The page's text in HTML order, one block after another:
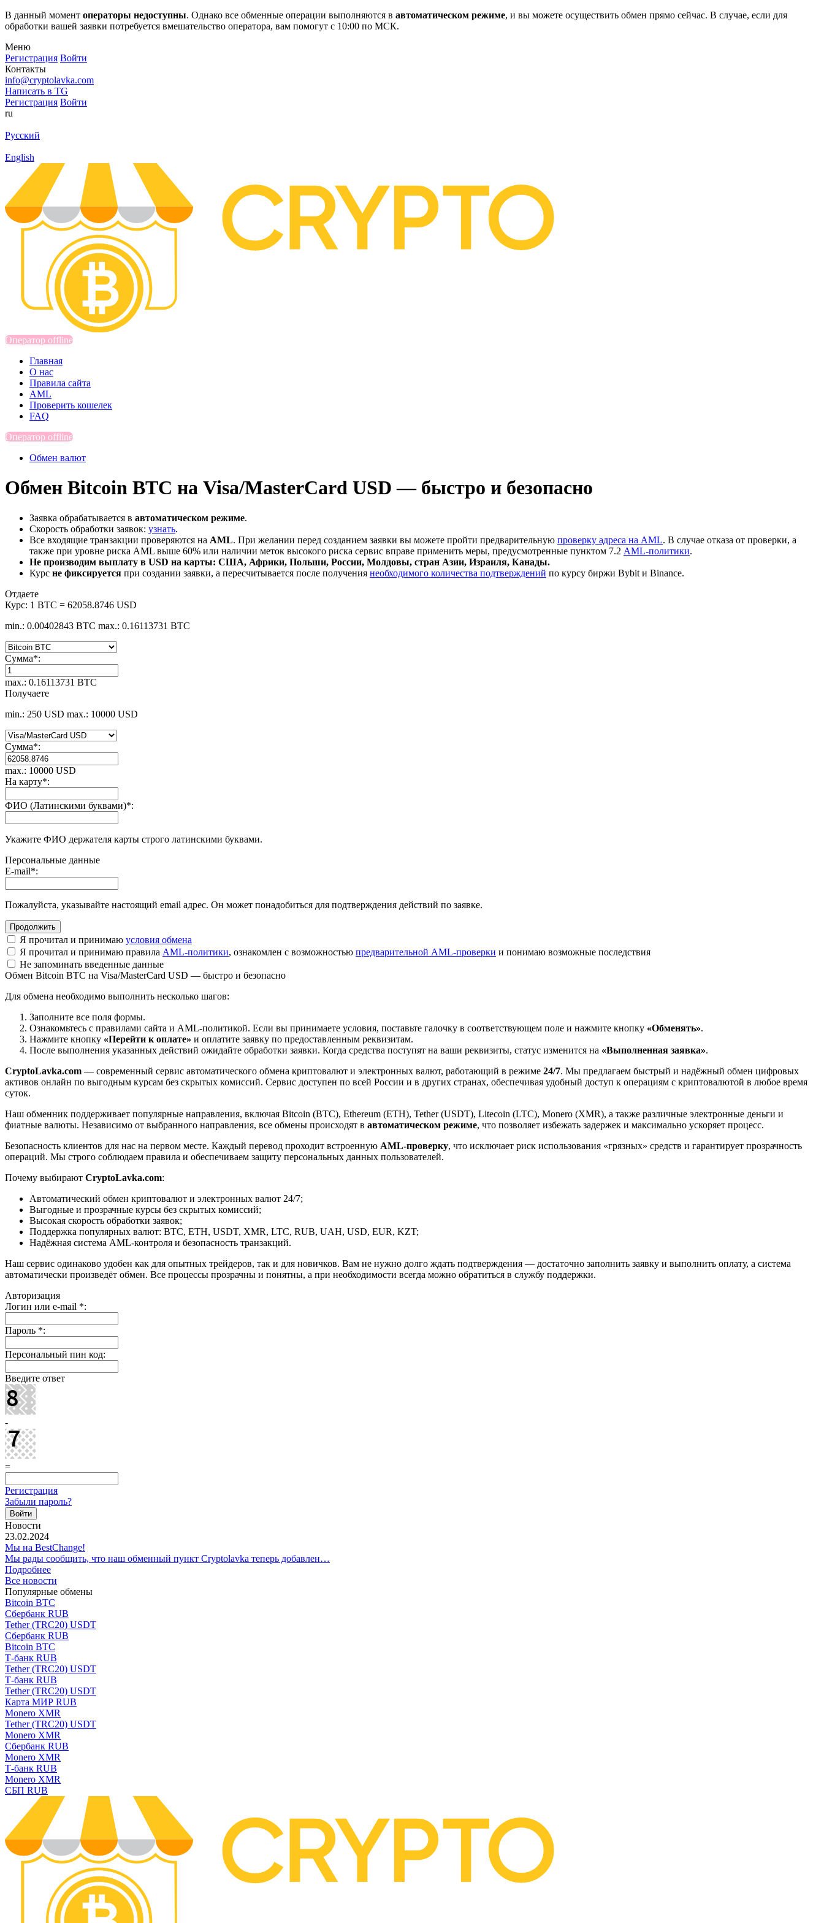
В данный момент операторы недоступны. Однако все обменные операции выполняются в автоматическом режиме, и вы можете осуществить обмен прямо сейчас. В случае, если для
обработки вашей заявки потребуется вмешательство оператора, вам помогут с 10:00 по МСК.
Меню
Регистрация Войти
Контакты
info@cryptolavka.com
Написать в TG
Регистрация Войти
ru
Русский
English
Оператор offline
Главная
О нас
Правила сайта
AML
Проверить кошелек
FAQ
Оператор offline
Обмен валют
Обмен Bitcoin BTC на Visa/MasterCard USD — быстро и безопасно
Заявка обрабатывается в автоматическом режиме.
Скорость обработки заявок: узнать.
Все входящие транзакции проверяются на AML. При желании перед созданием заявки вы можете пройти предварительную проверку адреса на AML. В случае отказа от проверки, а
также при уровне риска AML выше 60% или наличии меток высокого риска сервис вправе применить меры, предусмотренные пунктом 7.2 AML-политики.
Не производим выплату в USD на карты: США, Африки, Польши, России, Молдовы, стран Азии, Израиля, Канады.
Курс не фиксируется при создании заявки, а пересчитывается после получения необходимого количества подтверждений по курсу биржи Bybit и Binance.
Отдаете
Курс: 1 BTC = 62058.8746 USD
min.: 0.00402843 BTC max.: 0.16113731 BTC
Сумма*:
max.: 0.16113731 BTC
Получаете
min.: 250 USD max.: 10000 USD
Сумма*:
max.: 10000 USD
На карту*:
ФИО (Латинскими буквами)*:
Укажите ФИО держателя карты строго латинскими буквами.
Персональные данные
E-mail*:
Пожалуйста, указывайте настоящий email адрес. Он может понадобиться для подтверждения действий по заявке.
Я прочитал и принимаю условия обмена
Я прочитал и принимаю правила AML-политики, ознакомлен с возможностью предварительной AML-проверки и понимаю возможные последствия
Не запоминать введенные данные
Обмен Bitcoin BTC на Visa/MasterCard USD — быстро и безопасно
Для обмена необходимо выполнить несколько шагов:
Заполните все поля формы.
Ознакомьтесь с правилами сайта и AML-политикой. Если вы принимаете условия, поставьте галочку в соответствующем поле и нажмите кнопку «Обменять».
Нажмите кнопку «Перейти к оплате» и оплатите заявку по предоставленным реквизитам.
После выполнения указанных действий ожидайте обработки заявки. Когда средства поступят на ваши реквизиты, статус изменится на «Выполненная заявка».
CryptoLavka.com — современный сервис автоматического обмена криптовалют и электронных валют, работающий в режиме 24/7. Мы предлагаем быстрый и надёжный обмен цифровых
активов онлайн по выгодным курсам без скрытых комиссий. Сервис доступен по всей России и в других странах, обеспечивая удобный доступ к операциям с криптовалютой в любое время
суток.
Наш обменник поддерживает популярные направления, включая Bitcoin (BTC), Ethereum (ETH), Tether (USDT), Litecoin (LTC), Monero (XMR), а также различные электронные деньги и
фиатные валюты. Независимо от выбранного направления, все обмены происходят в автоматическом режиме, что позволяет избежать задержек и максимально ускоряет процесс.
Безопасность клиентов для нас на первом месте. Каждый перевод проходит встроенную AML-проверку, что исключает риск использования «грязных» средств и гарантирует прозрачность
операций. Мы строго соблюдаем правила и обеспечиваем защиту персональных данных пользователей.
Почему выбирают CryptoLavka.com:
Автоматический обмен криптовалют и электронных валют 24/7;
Выгодные и прозрачные курсы без скрытых комиссий;
Высокая скорость обработки заявок;
Поддержка популярных валют: BTC, ETH, USDT, XMR, LTC, RUB, UAH, USD, EUR, KZT;
Надёжная система AML-контроля и безопасность транзакций.
Наш сервис одинаково удобен как для опытных трейдеров, так и для новичков. Вам не нужно долго ждать подтверждения — достаточно заполнить заявку и выполнить оплату, а система
автоматически произведёт обмен. Все процессы прозрачны и понятны, а при необходимости всегда можно обратиться в службу поддержки.
Авторизация
Логин или e-mail *:
Пароль *:
Персональный пин код:
Введите ответ
-
=
Регистрация
Забыли пароль?
Новости
23.02.2024
Мы на BestChange!
Мы рады сообщить, что наш обменный пункт Cryptolavka теперь добавлен…
Подробнее
Все новости
Популярные обмены
Bitcoin BTC
Сбербанк RUB
Tether (TRC20) USDT
Сбербанк RUB
Bitcoin BTC
Т-банк RUB
Tether (TRC20) USDT
Т-банк RUB
Tether (TRC20) USDT
Карта МИР RUB
Monero XMR
Tether (TRC20) USDT
Monero XMR
Сбербанк RUB
Monero XMR
Т-банк RUB
Monero XMR
СБП RUB